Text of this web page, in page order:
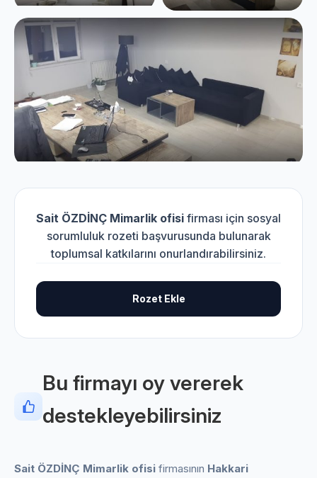
Sait ÖZDİNÇ Mimarlik ofisi firması için sosyal
sorumluluk rozeti başvurusunda bulunarak
toplumsal katkılarını onurlandırabilirsiniz.
Rozet Ekle
Bu firmayı oy vererek
destekleyebilirsiniz
Sait ÖZDİNÇ Mimarlik ofisi firmasının Hakkari